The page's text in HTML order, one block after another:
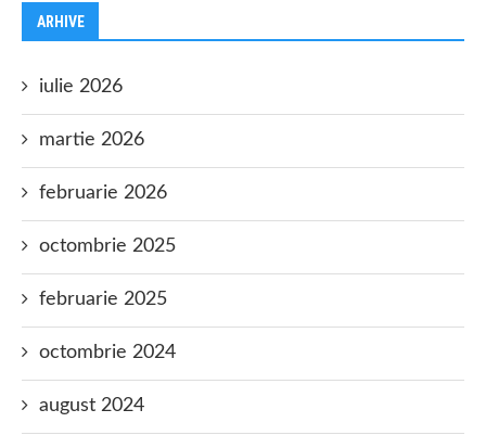
ARHIVE
iulie 2026
martie 2026
februarie 2026
octombrie 2025
februarie 2025
octombrie 2024
august 2024